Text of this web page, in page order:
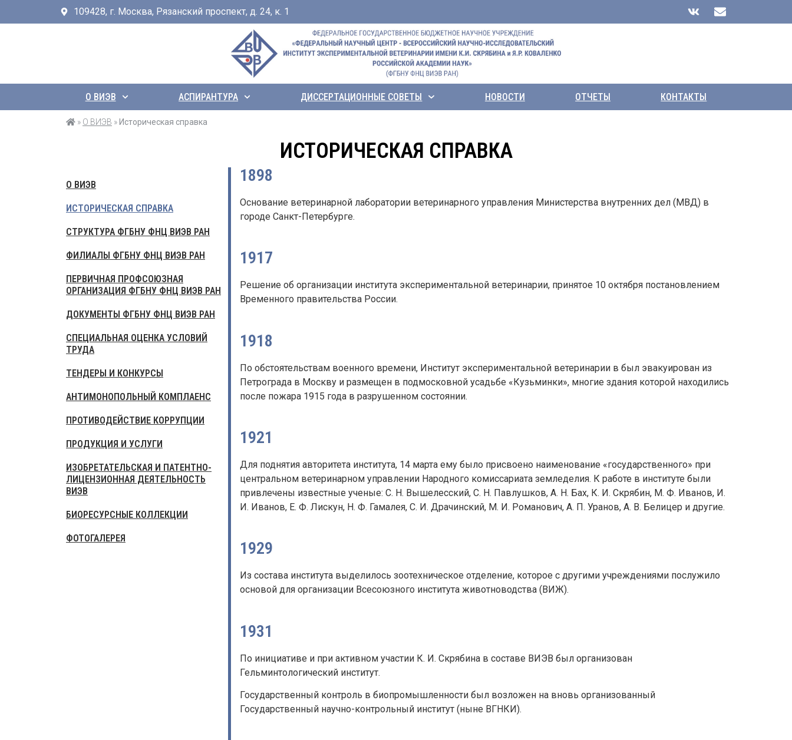
109428, г. Москва, Рязанский проспект, д. 24, к. 1
О ВИЭВ АСПИРАНТУРА ДИССЕРТАЦИОННЫЕ СОВЕТЫ НОВОСТИ ОТЧЕТЫ КОНТАКТЫ
» О ВИЭВ » Историческая справка
ИСТОРИЧЕСКАЯ СПРАВКА
О ВИЭВ
ИСТОРИЧЕСКАЯ СПРАВКА
СТРУКТУРА ФГБНУ ФНЦ ВИЭВ РАН
ФИЛИАЛЫ ФГБНУ ФНЦ ВИЭВ РАН
ПЕРВИЧНАЯ ПРОФСОЮЗНАЯ
ОРГАНИЗАЦИЯ ФГБНУ ФНЦ ВИЭВ РАН
ДОКУМЕНТЫ ФГБНУ ФНЦ ВИЭВ РАН
СПЕЦИАЛЬНАЯ ОЦЕНКА УСЛОВИЙ
ТРУДА
ТЕНДЕРЫ И КОНКУРСЫ
АНТИМОНОПОЛЬНЫЙ КОМПЛАЕНС
ПРОТИВОДЕЙСТВИЕ КОРРУПЦИИ
ПРОДУКЦИЯ И УСЛУГИ
ИЗОБРЕТАТЕЛЬСКАЯ И ПАТЕНТНО-
ЛИЦЕНЗИОННАЯ ДЕЯТЕЛЬНОСТЬ
ВИЭВ
БИОРЕСУРСНЫЕ КОЛЛЕКЦИИ
ФОТОГАЛЕРЕЯ
1898
Основание ветеринарной лаборатории ветеринарного управления Министерства внутренних дел (МВД) в
городе Санкт-Петербурге.
1917
Решение об организации института экспериментальной ветеринарии, принятое 10 октября постановлением
Временного правительства России.
1918
По обстоятельствам военного времени, Институт экспериментальной ветеринарии в был эвакуирован из
Петрограда в Москву и размещен в подмосковной усадьбе «Кузьминки», многие здания которой находились
после пожара 1915 года в разрушенном состоянии.
1921
Для поднятия авторитета института, 14 марта ему было присвоено наименование «государственного» при
центральном ветеринарном управлении Народного комиссариата земледелия. К работе в институте были
привлечены известные ученые: С. Н. Вышелесский, С. Н. Павлушков, А. Н. Бах, К. И. Скрябин, М. Ф. Иванов, И.
И. Иванов, Е. Ф. Лискун, Н. Ф. Гамалея, С. И. Драчинский, М. И. Романович, А. П. Уранов, А. В. Белицер и другие.
1929
Из состава института выделилось зоотехническое отделение, которое с другими учреждениями послужило
основой для организации Всесоюзного института животноводства (ВИЖ).
1931
По инициативе и при активном участии К. И. Скрябина в составе ВИЭВ был организован
Гельминтологический институт.
Государственный контроль в биопромышленности был возложен на вновь организованный
Государственный научно-контрольный институт (ныне ВГНКИ).